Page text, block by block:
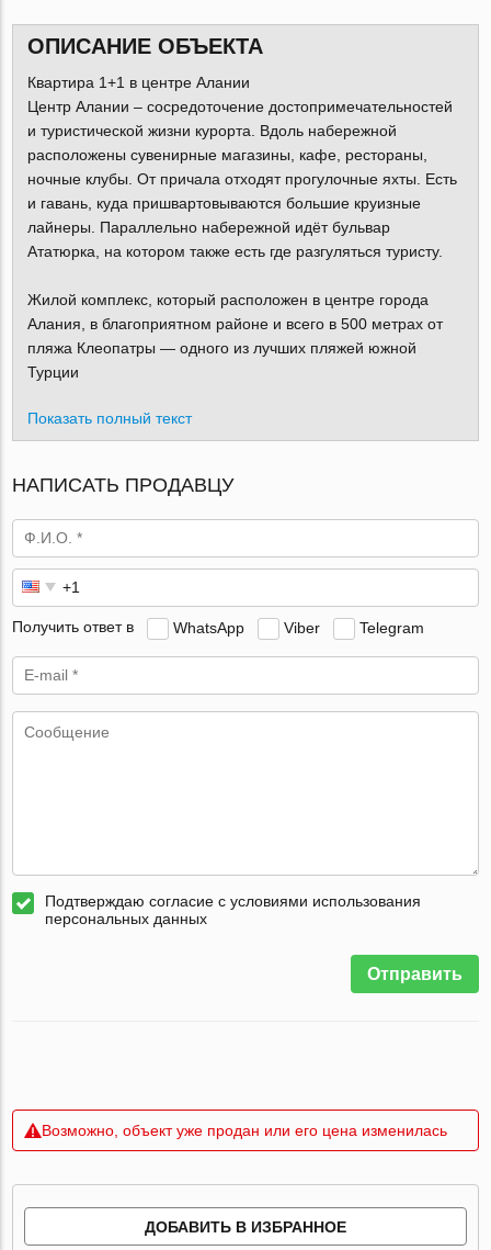
ОПИСАНИЕ ОБЪЕКТА
Квартира 1+1 в центре Алании
Центр Алании – сосредоточение достопримечательностей
и туристической жизни курорта. Вдоль набережной
расположены сувенирные магазины, кафе, рестораны,
ночные клубы. От причала отходят прогулочные яхты. Есть
и гавань, куда пришвартовываются большие круизные
лайнеры. Параллельно набережной идёт бульвар
Ататюрка, на котором также есть где разгуляться туристу.
Жилой комплекс, который расположен в центре города
Алания, в благоприятном районе и всего в 500 метрах от
пляжа Клеопатры — одного из лучших пляжей южной
Турции
Показать полный текст
НАПИСАТЬ ПРОДАВЦУ
Получить ответ в WhatsApp Viber Telegram
Подтверждаю согласие с условиями использования
персональных данных
Отправить
Возможно, объект уже продан или его цена изменилась
ДОБАВИТЬ В ИЗБРАННОЕ